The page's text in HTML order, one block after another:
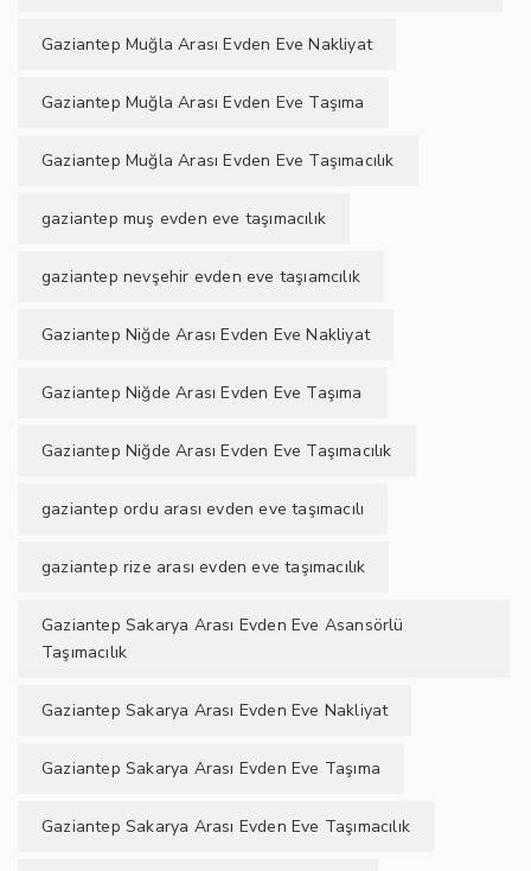
Gaziantep Muğla Arası Evden Eve Nakliyat
Gaziantep Muğla Arası Evden Eve Taşıma
Gaziantep Muğla Arası Evden Eve Taşımacılık
gaziantep muş evden eve taşımacılık
gaziantep nevşehir evden eve taşıamcılık
Gaziantep Niğde Arası Evden Eve Nakliyat
Gaziantep Niğde Arası Evden Eve Taşıma
Gaziantep Niğde Arası Evden Eve Taşımacılık
gaziantep ordu arası evden eve taşımacılı
gaziantep rize arası evden eve taşımacılık
Gaziantep Sakarya Arası Evden Eve Asansörlü
Taşımacılık
Gaziantep Sakarya Arası Evden Eve Nakliyat
Gaziantep Sakarya Arası Evden Eve Taşıma
Gaziantep Sakarya Arası Evden Eve Taşımacılık